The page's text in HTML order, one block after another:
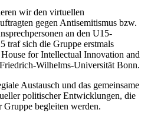
wir den virtuellen
gegen Antisemitismus bzw.
an den U15-
traf sich die Gruppe erstmals
for Intellectual Innovation and
Wilhelms-Universität Bonn.
Austausch und das gemeinsame
politischer Entwicklungen, die
begleiten werden.